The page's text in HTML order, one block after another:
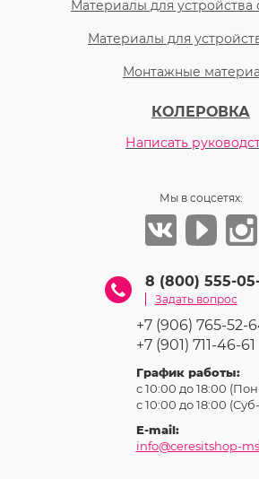
Материалы для устройства
Материалы для
Монтажные
КОЛЕРОВКА
Написать
Мы в соцсетях:
8 (800) 555-
Задать вопрос
+7 (906) 765-52-
+7 (901) 711-46-61
График работы:
с 10:00 до 18:00
с 10:00 до 18:00
E-mail:
info@ceresitshop-